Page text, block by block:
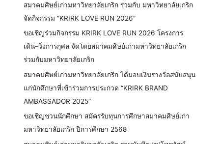
สมาคมศิษย์เก่ามหาวิทยาลัยเกริก ร่วมกับ มหาวิทยาลัยเกริก
จัดกิจกรรม “KRIRK LOVE RUN 2026”
ขอเชิญร่วมกิจกรรม KRIRK LOVE RUN 2026 โครงการ
เดิน–วิ่งการกุศล จัดโดยสมาคมศิษย์เก่ามหาวิทยาลัยเกริก
ร่วมกับมหาวิทยาลัยเกริก
สมาคมศิษย์เก่ามหาวิทยาลัยเกริก ได้มอบเงินรางวัลสนับสนุน
แก่นักศึกษาที่เข้าร่วมการประกวด “KRIRK BRAND
AMBASSADOR 2025”
ขอเชิญชวนนักศึกษา สมัครรับทุนการศึกษาสมาคมศิษย์เก่า
มหาวิทยาลัยเกริก ปีการศึกษา 2568